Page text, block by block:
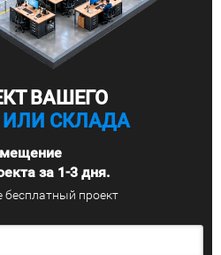
ВАШЕГО
ИЛИ СКЛАДА
за 1-3 дня.
бесплатный проект